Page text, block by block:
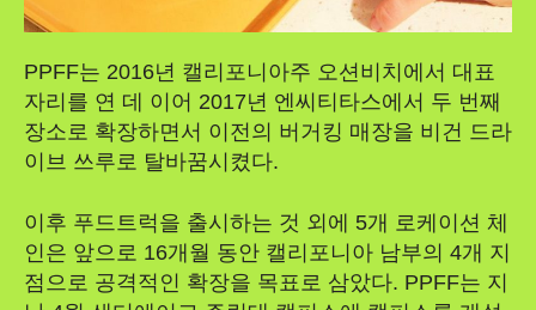
PPFF는 2016년 캘리포니아주 오션비치에서 대표
자리를 연 데 이어 2017년 엔씨티타스에서 두 번째
장소로 확장하면서 이전의 버거킹 매장을 비건 드라
이브 쓰루로 탈바꿈시켰다.
이후 푸드트럭을 출시하는 것 외에 5개 로케이션 체
인은 앞으로 16개월 동안 캘리포니아 남부의 4개 지
점으로 공격적인 확장을 목표로 삼았다. PPFF는 지